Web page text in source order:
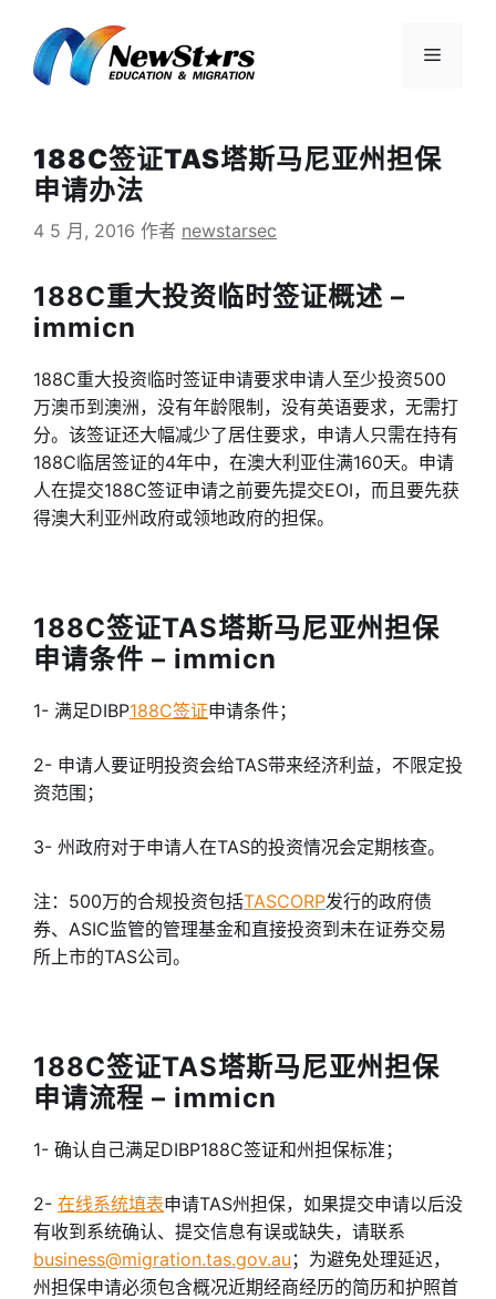
菜
188C签证TAS塔斯马尼亚州担保
申请办法
4 5 月, 2016 作者 newstarsec
188C重大投资临时签证概述 –
immicn
188C重大投资临时签证申请要求申请人至少投资500
万澳币到澳洲，没有年龄限制，没有英语要求，无需打
分。该签证还大幅减少了居住要求，申请人只需在持有
188C临居签证的4年中，在澳大利亚住满160天。申请
人在提交188C签证申请之前要先提交EOI，而且要先获
得澳大利亚州政府或领地政府的担保。
188C签证TAS塔斯马尼亚州担保
申请条件 – immicn
1- 满足DIBP188C签证申请条件；
2- 申请人要证明投资会给TAS带来经济利益，不限定投
资范围；
3- 州政府对于申请人在TAS的投资情况会定期核查。
注：500万的合规投资包括TASCORP发行的政府债
券、ASIC监管的管理基金和直接投资到未在证券交易
所上市的TAS公司。
188C签证TAS塔斯马尼亚州担保
申请流程 – immicn
1- 确认自己满足DIBP188C签证和州担保标准；
2- 在线系统填表申请TAS州担保，如果提交申请以后没
有收到系统确认、提交信息有误或缺失，请联系
business@migration.tas.gov.au ；为避免处理延迟，
州担保申请必须包含概况近期经商经历的简历和护照首